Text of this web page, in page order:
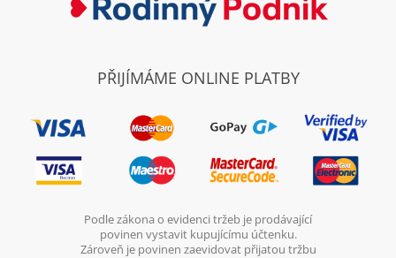
PŘIJÍMÁME ONLINE PLATBY
Podle zákona o evidenci tržeb je prodávající
povinen vystavit kupujícímu účtenku.
Zároveň je povinen zaevidovat přijatou tržbu